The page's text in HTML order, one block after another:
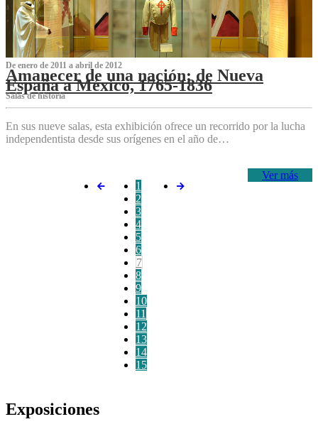
De enero de 2011 a abril de 2012
Amanecer de una nación: de Nueva
España a México, 1765-1836
Salas de historia
En sus nueve salas, esta exhibición ofrece un recorrido por la lucha
independentista desde sus orígenes en el año de…
Ver más
1
2
3
4
5
6
7
8
9
10
11
12
13
14
15
Exposiciones